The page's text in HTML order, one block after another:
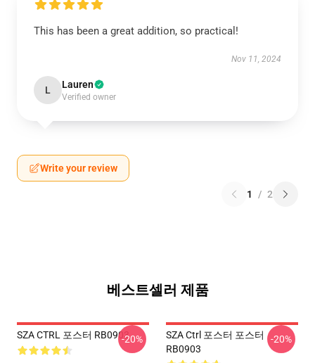
This has been a great addition, so practical!
Nov 11, 2024
L Lauren
Verified owner
Write your review
1 / 2
베스트셀러 제품
SZA CTRL 포스터 RB0903-20%
SZA Ctrl 포스터 포스터
RB0903
-20%